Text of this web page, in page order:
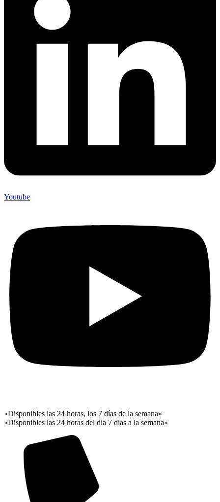
Youtube
«Disponibles las 24 horas, los 7 días de la semana»
«Disponibles las 24 horas del dia 7 dias a la semana»